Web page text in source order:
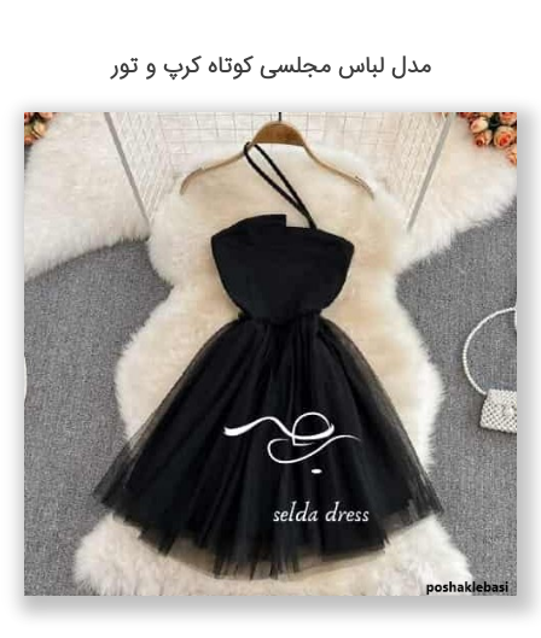
مدل لباس مجلسی کوتاه کرپ و تور